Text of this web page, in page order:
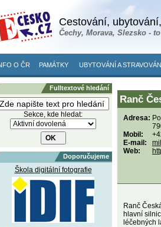
Cestování,
Čechy, Morava, Slezsko -
O ČR PAMÁTKY UBYTOVÁNÍ A
Fulltextové hledání
Sekce, kde hledat:
Doporučujeme
Škola digitální fotografie
Ranč
Adresa:
Mobil:
E-mail:
Web:
Ranč
hlavní
léčebných